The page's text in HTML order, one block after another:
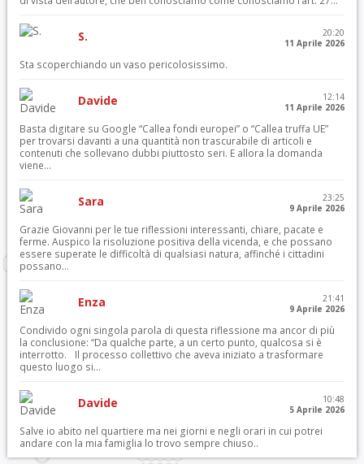
S.
20:20
11 Aprile 2026
Sta scoperchiando un vaso pericolosissimo.
Davide
12:14
11 Aprile 2026
Basta digitare su Google “Callea fondi europei” o “Callea truffa UE”
per trovarsi davanti a una quantità non trascurabile di articoli e
contenuti che sollevano dubbi piuttosto seri. E allora la domanda
viene...
Sara
23:25
9 Aprile 2026
Grazie Giovanni per le tue riflessioni interessanti, chiare, pacate e
ferme. Auspico la risoluzione positiva della vicenda, e che possano
essere superate le difficoltà di qualsiasi natura, affinché i cittadini
possano...
Enza
21:41
9 Aprile 2026
Condivido ogni singola parola di questa riflessione ma ancor di più
la conclusione: “Da qualche parte, a un certo punto, qualcosa si è
interrotto. Il processo collettivo che aveva iniziato a trasformare
questo luogo si...
Davide
10:48
5 Aprile 2026
Salve io abito nel quartiere ma nei giorni e negli orari in cui potrei
andare con la mia famiglia lo trovo sempre chiuso..